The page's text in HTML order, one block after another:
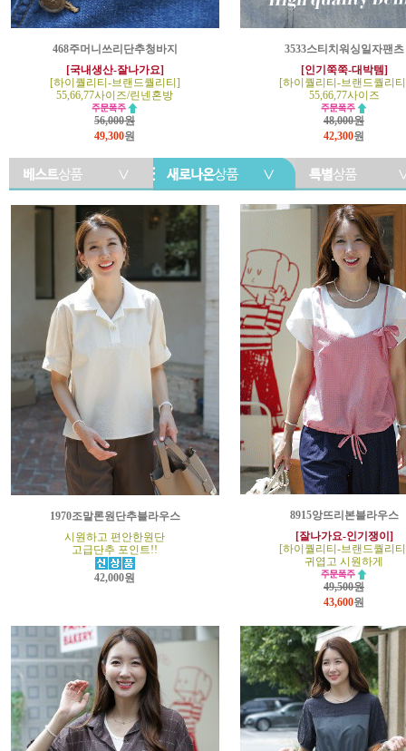
468주머니쓰리단추청바지
[국내생산-잘나가요]
[하이퀄리티-브랜드퀄리티]
55,66,77사이즈/린넨혼방
56,000원
49,300원
3533스티치워싱일자팬츠
[인기쭉쭉-대박템]
[하이퀄리티-브랜드퀄리
55,66,77사이즈
48,000원
42,300원
1970조말론원단추블라우스
시원하고 편안한원단
고급단추 포인트!!
42,000원
8915앙뜨리본블라우스
[잘나가요-인기쟁이]
[하이퀄리티-브랜드퀄리
귀엽고 시원하게
49,500원
43,600원